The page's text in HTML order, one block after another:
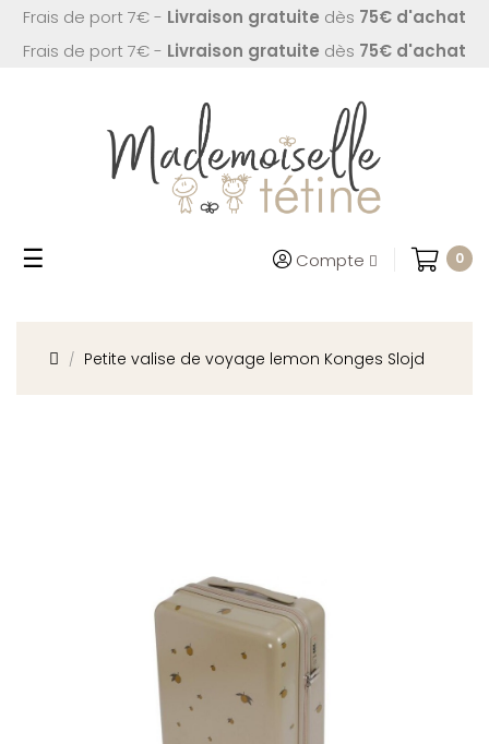
Frais de port 7€ - Livraison gratuite dès 75€ d'achat
Frais de port 7€ - Livraison gratuite dès 75€ d'achat
Basculer
☰ Compte 0
Petite valise de voyage lemon Konges Slojd